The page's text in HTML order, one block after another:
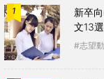
1
新卒
文13
に志望